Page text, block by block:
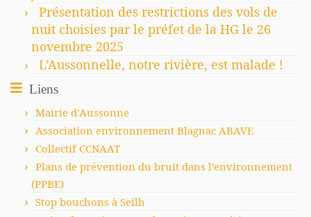
Présentation des restrictions des vols de
nuit choisies par le préfet de la HG le 26
novembre 2025
L’Aussonnelle, notre rivière, est malade !
Liens
Mairie d’Aussonne
Association environnement Blagnac ABAVE
Collectif CCNAAT
Plans de prévention du bruit dans l’environnement
(PPBE)
Stop bouchons à Seilh